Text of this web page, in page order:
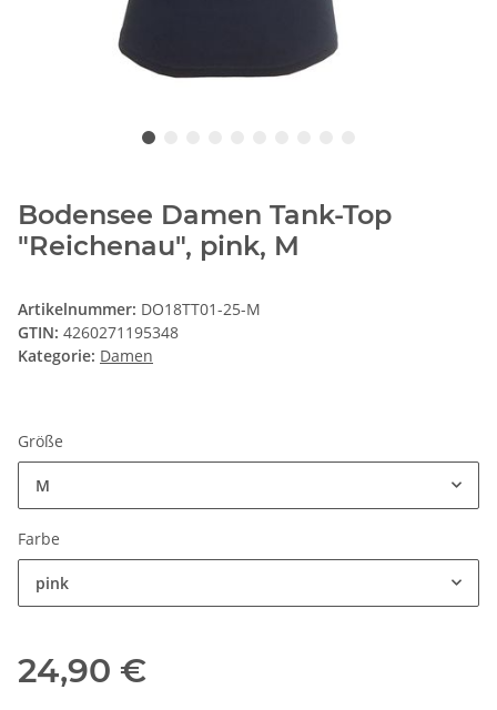
Bodensee Damen Tank-Top
"Reichenau", pink, M
Artikelnummer: DO18TT01-25-M
GTIN: 4260271195348
Kategorie: Damen
Größe
M
Farbe
pink
24,90 €